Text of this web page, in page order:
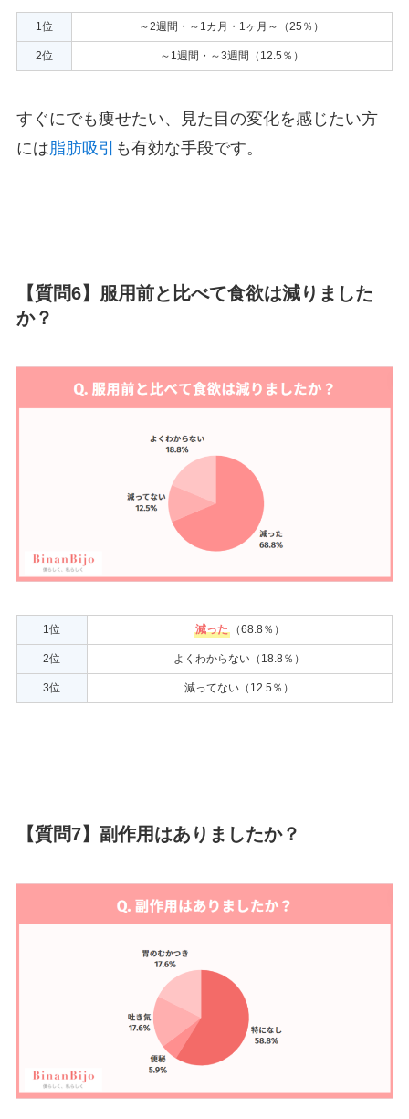
1位 ～2週間・～1カ月・1ヶ月～（25％）
2位 ～1週間・～3週間（12.5％）
すぐにでも痩せたい、見た目の変化を感じたい方
には脂肪吸引 も有効な手段です。
【質問6】服用前と比べて食欲は減りました
か？
1位 減った （68.8％）
2位 よくわからない（18.8％）
3位 減ってない（12.5％）
【質問7】副作用はありましたか？